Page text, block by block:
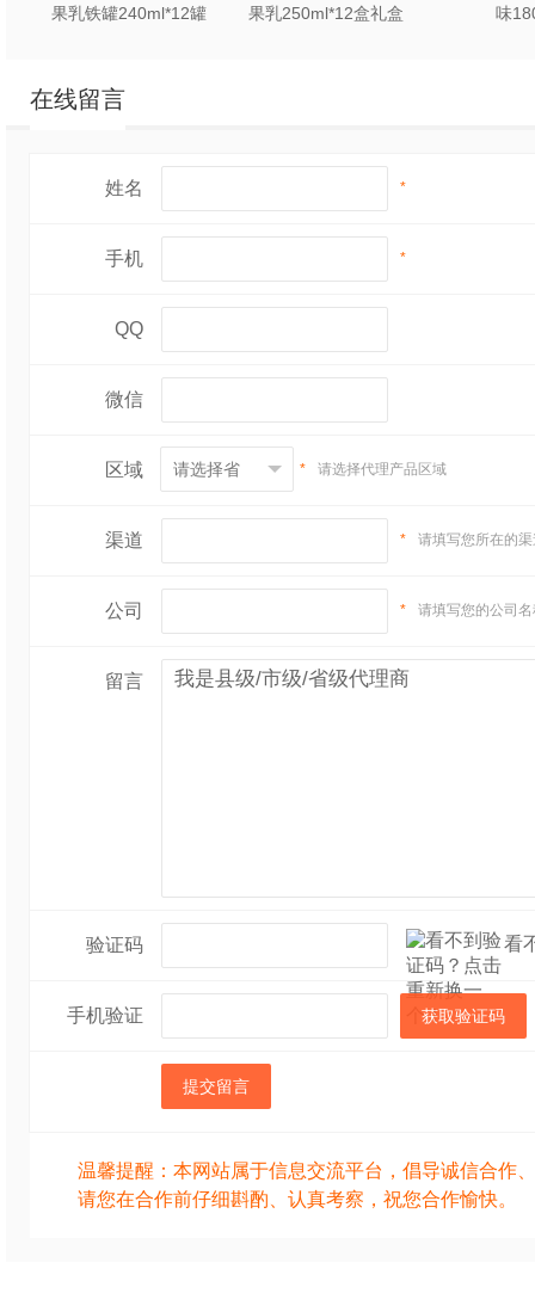
果乳铁罐240ml*12罐
果乳250ml*12盒礼盒
味
在线留言
姓名 *
手机 *
QQ
微信
区域 * 请选择代理产品区域
渠道 * 请填写您所在的
公司 * 请填写您的公司
留言
验证码 看
手机验证 获取验证码
提交留言
温馨提醒：本网站属于信息交流平台，倡导诚信合作
请您在合作前仔细斟酌、认真考察，祝您合作愉快。